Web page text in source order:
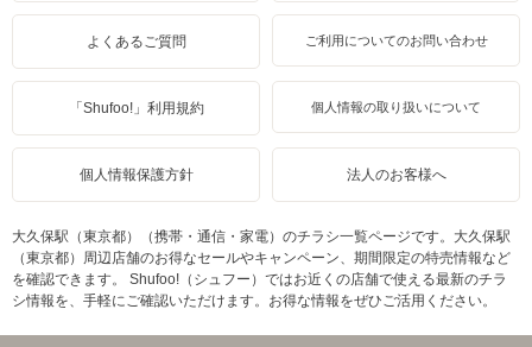
よくあるご質問 ご利用についてのお問い合わせ
「Shufoo!」利用規約 個人情報の取り扱いについて
個人情報保護方針 法人のお客様へ
大久保駅（東京都）（携帯・通信・家電）のチラシ一覧ページです。大久保駅
（東京都）周辺店舗のお得なセールやキャンペーン、期間限定の特売情報など
を確認できます。 Shufoo!（シュフー）ではお近くの店舗で使える最新のチラ
シ情報を、手軽にご確認いただけます。お得な情報をぜひご活用ください。